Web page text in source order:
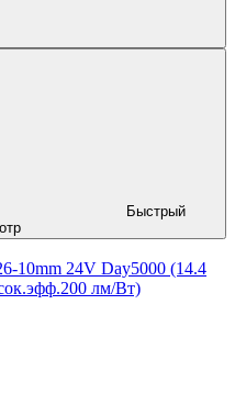
Быстрый
10mm 24V Day5000 (14.4
лм/Вт)